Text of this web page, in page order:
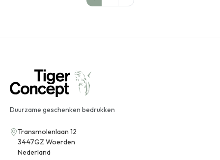
Duurzame geschenken bedrukken
Transmolenlaan 12
3447GZ Woerden
Nederland